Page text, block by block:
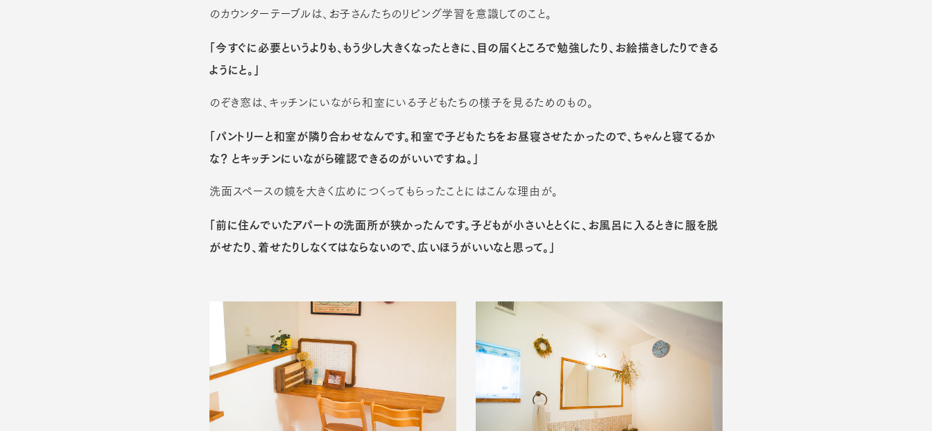
のカウンターテーブルは、お子さんたちのリビング学習を意識してのこと。
「今すぐに必要というよりも、もう少し大きくなったときに、目の届くところで勉強したり、お絵描きしたりできる
ようにと。」
のぞき窓は、キッチンにいながら和室にいる子どもたちの様子を見るためのもの。
「パントリーと和室が隣り合わせなんです。和室で子どもたちをお昼寝させたかったので、ちゃんと寝てるか
な？ とキッチンにいながら確認できるのがいいですね。」
洗面スペースの鏡を大きく広めにつくってもらったことにはこんな理由が。
「前に住んでいたアパートの洗面所が狭かったんです。子どもが小さいととくに、お風呂に入るときに服を脱
がせたり、着せたりしなくてはならないので、広いほうがいいなと思って。」